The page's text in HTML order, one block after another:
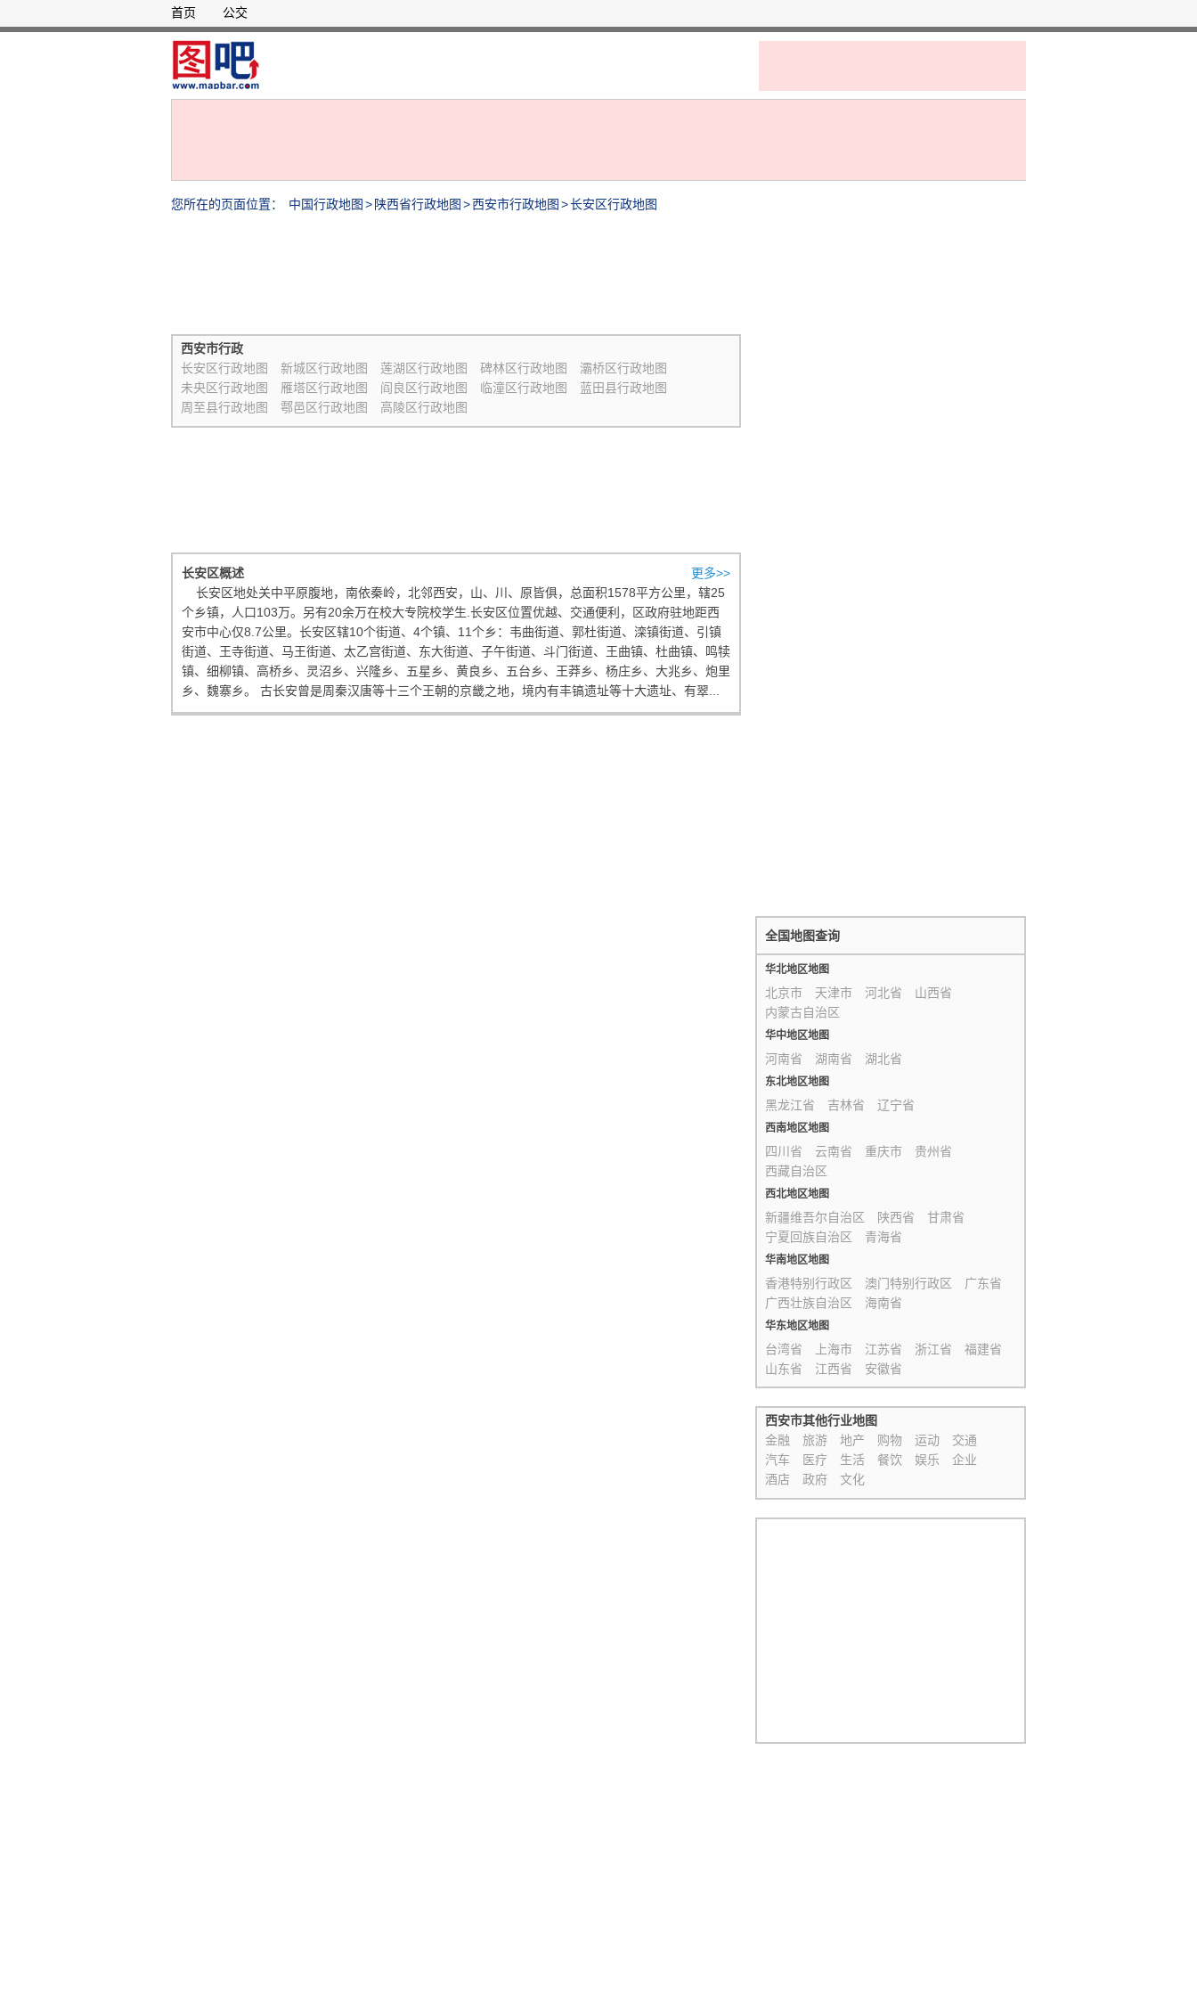
首页 公交
您所在的页面位置： 中国行政地图 > 陕西省行政地图 >西安市行政地图 >长安区行政地图
西安市行政
长安区行政地图
新城区行政地图 莲湖区行政地图 碑林区行政地图
灞桥区行政地图
未央区行政地图
雁塔区行政地图 阎良区行政地图 临潼区行政地图
蓝田县行政地图
周至县行政地图
鄠邑区行政地图 高陵区行政地图
更多>>
长安区概述
长安区地处关中平原腹地，南依秦岭，北邻西安，山、川、原皆俱，总面积1578平方公里，辖25
个乡镇，人口103万。另有20余万在校大专院校学生.长安区位置优越、交通便利，区政府驻地距西
安市中心仅8.7公里。长安区辖10个街道、4个镇、11个乡：韦曲街道、郭杜街道、滦镇街道、引镇
街道、王寺街道、马王街道、太乙宫街道、东大街道、子午街道、斗门街道、王曲镇、杜曲镇、鸣犊
镇、细柳镇、高桥乡、灵沼乡、兴隆乡、五星乡、黄良乡、五台乡、王莽乡、杨庄乡、大兆乡、炮里
乡、魏寨乡。 古长安曾是周秦汉唐等十三个王朝的京畿之地，境内有丰镐遗址等十大遗址、有翠...
全国地图查询
华北地区地图
北京市 天津市 河北省
山西省
内蒙古自治区
华中地区地图
河南省 湖南省 湖北省
东北地区地图
黑龙江省 吉林省 辽宁省
西南地区地图
四川省 云南省 重庆市
贵州省
西藏自治区
西北地区地图
新疆维吾尔自治区 陕西省
甘肃省
宁夏回族自治区
青海省
华南地区地图
香港特别行政区 澳门特别行政区
广东省
广西壮族自治区
海南省
华东地区地图
台湾省 上海市 江苏省 浙江省
福建省
山东省
江西省 安徽省
西安市其他行业地图
金融
旅游 地产 购物 运动
交通
汽车
医疗 生活 餐饮 娱乐
企业
酒店
政府 文化